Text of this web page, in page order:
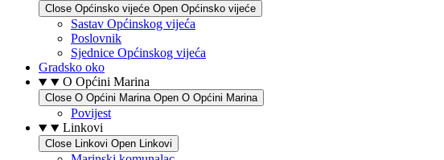
Close Općinsko vijeće Open Općinsko vijeće
Sastav Općinskog vijeća
Poslovnik
Sjednice Općinskog vijeća
Gradsko oko
O Općini Marina
Close O Općini Marina Open O Općini Marina
Povijest
Linkovi
Close Linkovi Open Linkovi